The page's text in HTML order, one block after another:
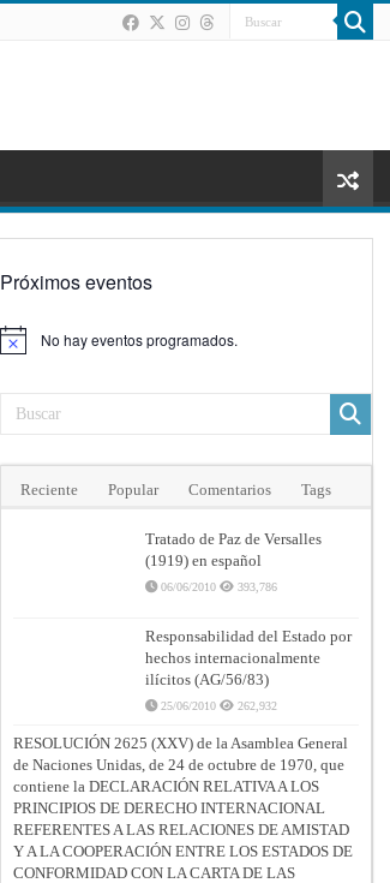
Próximos eventos
Aviso No hay eventos programados.
Reciente Popular Comentarios Tags
Tratado de Paz de Versalles
(1919) en español
06/06/2010 393,786
Responsabilidad del Estado por
hechos internacionalmente
ilícitos (AG/56/83)
25/06/2010 262,932
RESOLUCIÓN 2625 (XXV) de la Asamblea General
de Naciones Unidas, de 24 de octubre de 1970, que
contiene la DECLARACIÓN RELATIVA A LOS
PRINCIPIOS DE DERECHO INTERNACIONAL
REFERENTES A LAS RELACIONES DE AMISTAD
Y A LA COOPERACIÓN ENTRE LOS ESTADOS DE
CONFORMIDAD CON LA CARTA DE LAS